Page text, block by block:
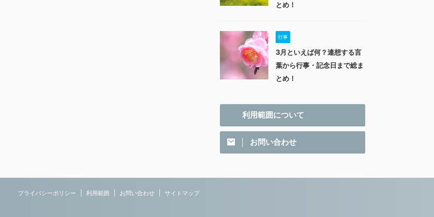
とめ！
行事
3月といえば何？連想する言
葉から行事・記念日まで総ま
とめ！
利用範囲について
お問い合わせ
プライバシーポリシー 利用範囲 お問い合わせ サイトマップ